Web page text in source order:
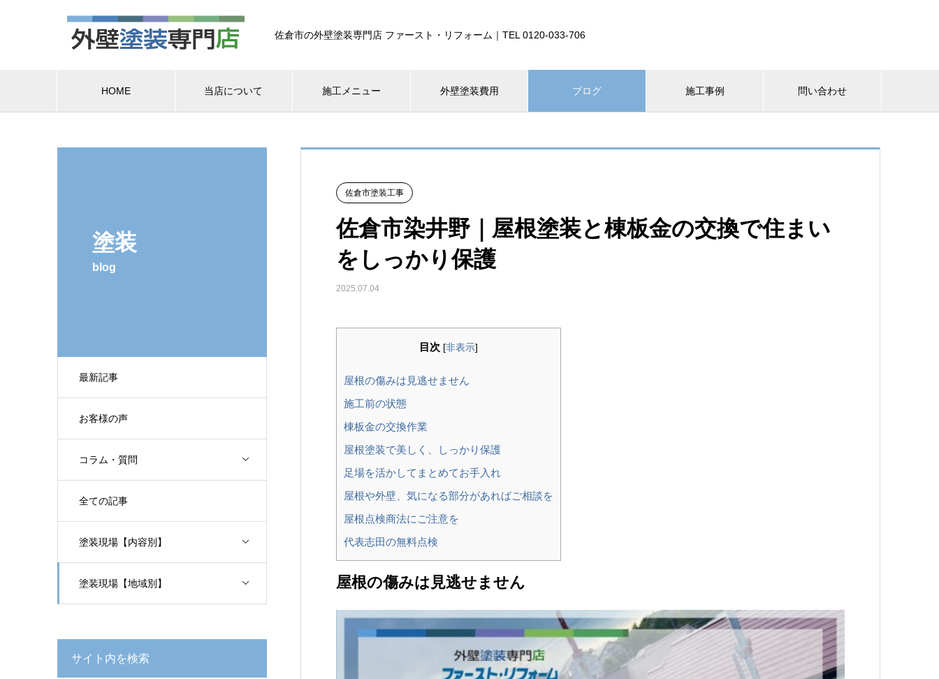
佐倉市の外壁塗装専門店 ファースト・リフォーム｜TEL 0120-033-706
HOME 当店について 施工メニュー 外壁塗装費用 ブログ 施工事例 問い合わせ
塗装
blog
最新記事
お客様の声
コラム・質問
全ての記事
塗装現場【内容別】
塗装現場【地域別】
佐倉市塗装工事
佐倉市染井野｜屋根塗装と棟板金の交換で住まい
をしっかり保護
2025.07.04
目次 [非表示]
屋根の傷みは見逃せません
施工前の状態
棟板金の交換作業
屋根塗装で美しく、しっかり保護
足場を活かしてまとめてお手入れ
屋根や外壁、気になる部分があればご相談を
屋根点検商法にご注意を
代表志田の無料点検
屋根の傷みは見逃せません
サイト内を検索